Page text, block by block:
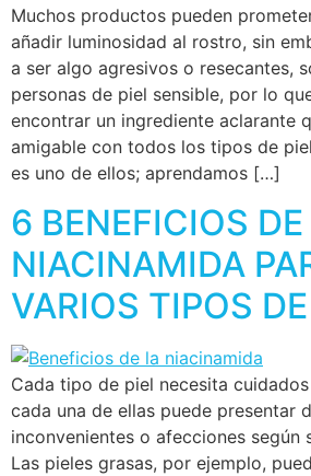
Muchos productos pueden
añadir luminosidad al rostro, sin
a ser algo agresivos o resecantes,
personas de piel sensible, por lo
encontrar un ingrediente aclarante
amigable con todos los tipos de
es uno de ellos; aprendamos […]
6 BENEFICIOS
NIACINAMIDA
VARIOS TIPOS
Cada tipo de piel necesita
cada una de ellas puede presentar
inconvenientes o afecciones según
Las pieles grasas, por ejemplo,